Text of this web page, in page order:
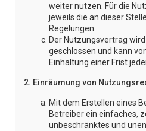
weiter nutzen. Für die
jeweils die an dieser
Regelungen.
Der Nutzungsvertrag
geschlossen und kann
Einhaltung einer Frist
2. Einräumung von
Mit dem Erstellen eines
Betreiber ein einfaches,
unbeschränktes und